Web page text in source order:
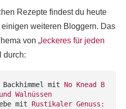
Rezepte findest du heute
weiteren Bloggern. Das
von „ leckeres für jeden
durch:
mit No Knead B
Walnüssen
mit Rustikaler Genuss: